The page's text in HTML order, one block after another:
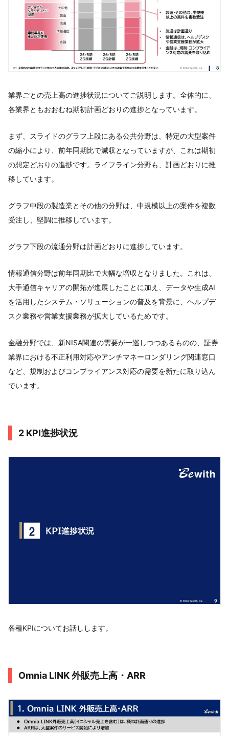
業界ごとの売上高の進捗状況についてご説明します。全体的に、
各業界ともおおむね期初計画どおりの進捗となっています。
まず、スライドのグラフ上段にある公共分野は、特定の大型案件
の縮小により、前年同期比で減収となっていますが、これは期初
の想定どおりの進捗です。ライフライン分野も、計画どおりに推
移しています。
グラフ中段の製造業とその他の分野は、中規模以上の案件を複数
受注し、堅調に推移しています。
グラフ下段の流通分野は計画どおりに進捗しています。
情報通信分野は前年同期比で大幅な増収となりました。これは、
大手通信キャリアの開拓が進展したことに加え、データや生成AI
を活用したシステム・ソリューションの普及を背景に、ヘルプデ
スク業務や営業支援業務が拡大しているためです。
金融分野では、新NISA関連の需要が一巡しつつあるものの、証券
業界における不正利用対応やアンチマネーロンダリング関連窓口
など、規制およびコンプライアンス対応の需要を新たに取り込ん
でいます。
2 KPI進捗状況
各種KPIについてお話しします。
Omnia LINK 外販売上高・ARR